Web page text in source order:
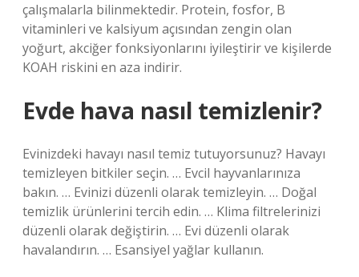
çalışmalarla bilinmektedir. Protein, fosfor, B
vitaminleri ve kalsiyum açısından zengin olan
yoğurt, akciğer fonksiyonlarını iyileştirir ve kişilerde
KOAH riskini en aza indirir.
Evde hava nasıl temizlenir?
Evinizdeki havayı nasıl temiz tutuyorsunuz? Havayı
temizleyen bitkiler seçin. … Evcil hayvanlarınıza
bakın. … Evinizi düzenli olarak temizleyin. … Doğal
temizlik ürünlerini tercih edin. … Klima filtrelerinizi
düzenli olarak değiştirin. … Evi düzenli olarak
havalandırın. … Esansiyel yağlar kullanın.